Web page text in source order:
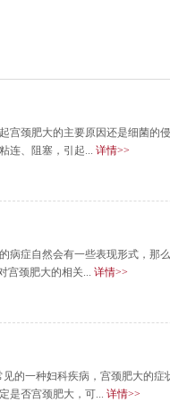
宫颈肥大的主要原因还是细菌的
连、阻塞，引起... 详情>>
病症自然会有一些表现形式，那
宫颈肥大的相关... 详情>>
的一种妇科疾病，宫颈肥大的症
是否宫颈肥大，可... 详情>>